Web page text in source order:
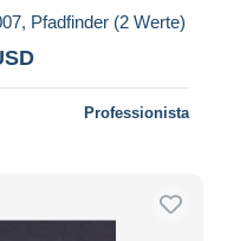
Pfadfinder (2 Werte)
Professionista